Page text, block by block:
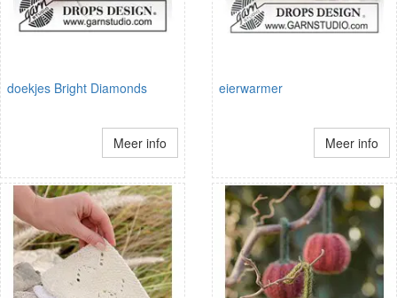
doekjes Bright Diamonds
Meer info
eierwarmer
Meer info